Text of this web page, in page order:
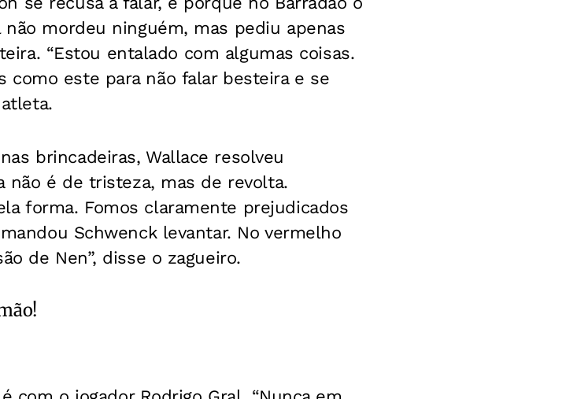
mordeu ninguém, mas pediu apenas
“Estou entalado com algumas coisas.
este para não falar besteira e se
brincadeiras, Wallace resolveu
não é de tristeza, mas de revolta.
forma. Fomos claramente prejudicados
Schwenck levantar. No vermelho
de Nen”, disse o zagueiro.